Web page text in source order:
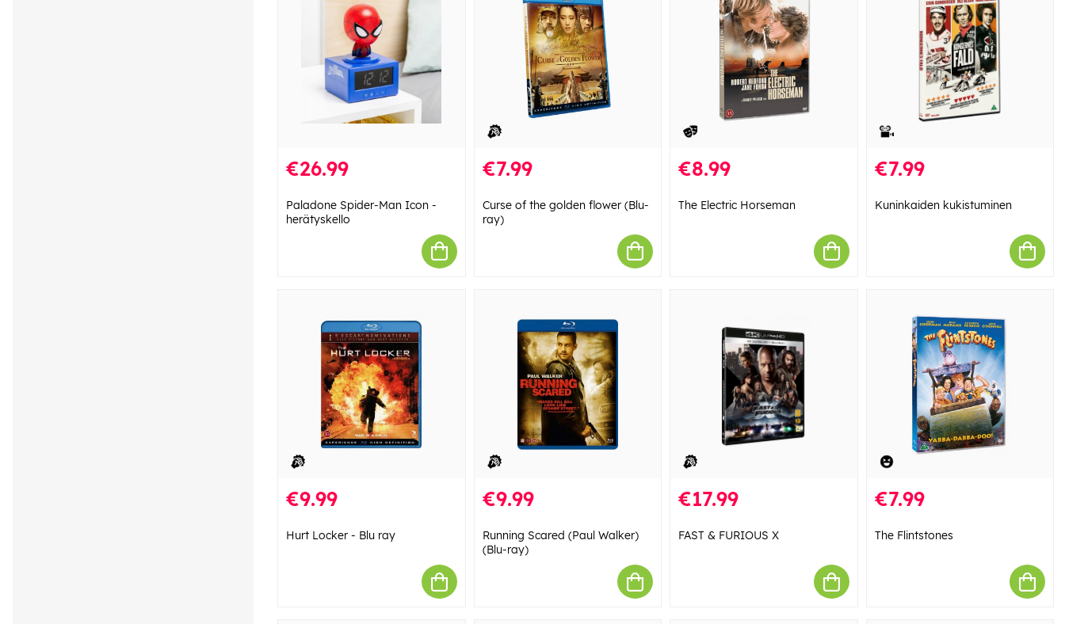
€26.99
Paladone Spider-Man Icon -
herätyskello
€7.99
Curse of the golden flower (Blu-
ray)
€8.99
The Electric Horseman
€7.99
Kuninkaiden kukistuminen
€9.99
Hurt Locker - Blu ray
€9.99
Running Scared (Paul Walker)
(Blu-ray)
€17.99
FAST & FURIOUS X
€7.99
The Flintstones